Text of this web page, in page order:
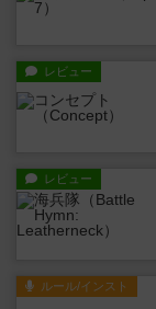
レビュー
レビュー
ルール/インスト